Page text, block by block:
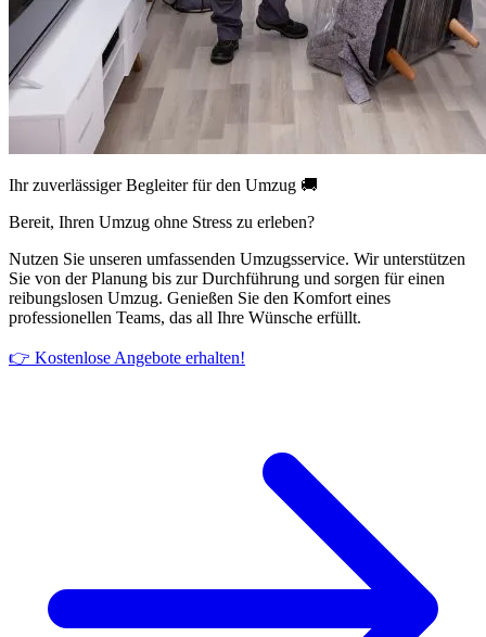
Ihr zuverlässiger Begleiter für den Umzug 🚚
Bereit, Ihren Umzug ohne Stress zu erleben?
Nutzen Sie unseren umfassenden Umzugsservice. Wir unterstützen
Sie von der Planung bis zur Durchführung und sorgen für einen
reibungslosen Umzug. Genießen Sie den Komfort eines
professionellen Teams, das all Ihre Wünsche erfüllt.
👉 Kostenlose Angebote erhalten!